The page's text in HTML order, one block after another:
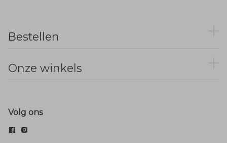
Bestellen
Onze winkels
Volg ons